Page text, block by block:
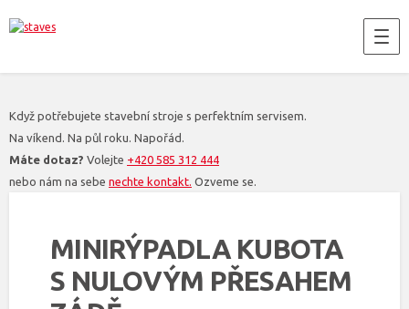
Když potřebujete stavební stroje s perfektním servisem.
Na víkend. Na půl roku. Napořád.
Máte dotaz? Volejte +420 585 312 444
nebo nám na sebe nechte kontakt. Ozveme se.
MINIRÝPADLA KUBOTA
S NULOVÝM PŘESAHEM